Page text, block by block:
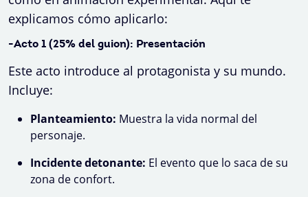
explicamos cómo aplicarlo:
-Acto 1 (25% del guion): Presentación
Este acto introduce al protagonista y su mundo.
Incluye:
Planteamiento: Muestra la vida normal del
personaje.
Incidente detonante: El evento que lo saca de su
zona de confort.